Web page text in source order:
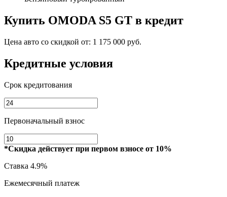
Купить OMODA S5 GT в кредит
Цена авто со скидкой от: 1 175 000 руб.
Кредитные условия
Срок кредитования
Первоначальный взнос
*Скидка действует при первом взносе от 10%
Ставка 4.9%
Ежемесячный платеж